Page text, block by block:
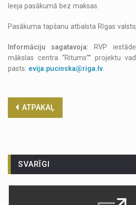
Ieeja pasākumā bez maksas.
Pasākuma tapšanu atbalsta Rīgas
Informāciju sagatavoja:
RVP
mākslas centra “Ritums”” projektu
pasts: evija.pucinska@riga.lv.
ATPAKAĻ
SVARĪGI